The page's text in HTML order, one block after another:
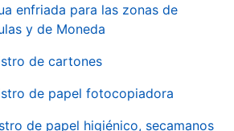
enfriada para las zonas de
y de Moneda
de cartones
de papel fotocopiadora
de papel higiénico, secamanos